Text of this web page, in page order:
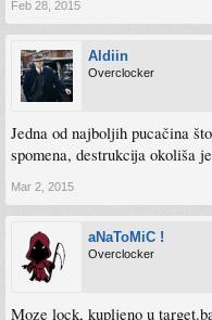
Feb 28, 2015
Aldiin
Overclocker
Jedna od najboljih pucačina
spomena, destrukcija okoliša
Mar 2, 2015
aNaToMiC !
Overclocker
Moze lock, kupljeno u